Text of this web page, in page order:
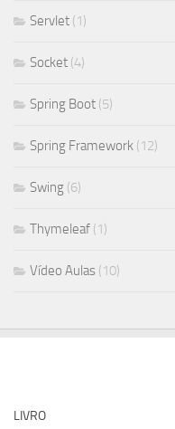
Servlet (1)
Socket (4)
Spring Boot (5)
Spring Framework (12)
Swing (6)
Thymeleaf (1)
Vídeo Aulas (10)
LIVRO